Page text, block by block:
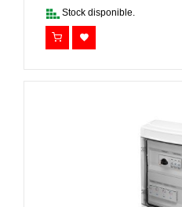
Stock disponible.